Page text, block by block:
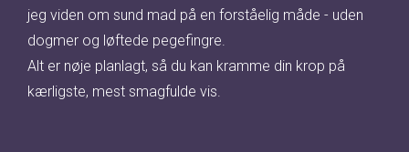
jeg viden om sund mad på en forståelig måde - uden
dogmer og løftede pegefingre.
Alt er nøje planlagt, så du kan kramme din krop på
kærligste, mest smagfulde vis.